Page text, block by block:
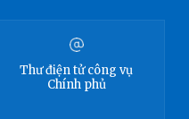
Thư điện tử công vụ
Chính phủ